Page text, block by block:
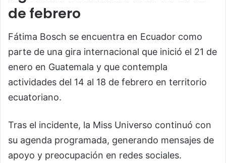
de febrero
Fátima Bosch se encuentra en Ecuador como
parte de una gira internacional que inició el 21 de
enero en Guatemala y que contempla
actividades del 14 al 18 de febrero en territorio
ecuatoriano.
Tras el incidente, la Miss Universo continuó con
su agenda programada, generando mensajes de
apoyo y preocupación en redes sociales.